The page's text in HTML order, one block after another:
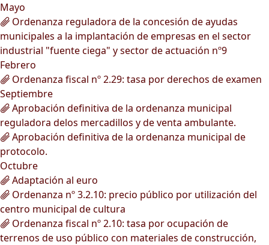
Mayo
Ordenanza reguladora de la concesión de ayudas
municipales a la implantación de empresas en el sector
industrial "fuente ciega" y sector de actuación nº9
Febrero
Ordenanza fiscal nº 2.29: tasa por derechos de examen
Septiembre
Aprobación definitiva de la ordenanza municipal
reguladora delos mercadillos y de venta ambulante.
Aprobación definitiva de la ordenanza municipal de
protocolo.
Octubre
Adaptación al euro
Ordenanza nº 3.2.10: precio público por utilización del
centro municipal de cultura
Ordenanza fiscal nº 2.10: tasa por ocupación de
terrenos de uso público con materiales de construcción,